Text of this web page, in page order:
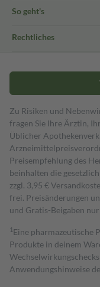
So geht's
Rechtliches
Zu Risiken und
fragen Sie Ihre Ärztin,
Üblicher
Preisempfehlung des
beinhalten die
zzgl. 3,95 €
frei. Preisänderungen
und Gratis-Beigaben
1 Eine pharmazeutische
Produkte in deinem
Anwendungshinweise